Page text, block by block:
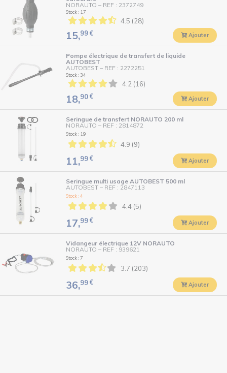
NORAUTO – REF : 2372749
Stock : 17
4.5 (28)
15,99€ Ajouter
Pompe électrique de transfert de liquide
AUTOBEST
AUTOBEST – REF : 2272251
Stock : 34
4.2 (16)
18,90€ Ajouter
Seringue de transfert NORAUTO 200 ml
NORAUTO – REF : 2814872
Stock : 19
4.9 (9)
11,99€ Ajouter
Seringue multi usage AUTOBEST 500 ml
AUTOBEST – REF : 2847113
Stock : 4
4.4 (5)
17,99€ Ajouter
Vidangeur électrique 12V NORAUTO
NORAUTO – REF : 939621
Stock : 7
3.7 (203)
36,99€ Ajouter